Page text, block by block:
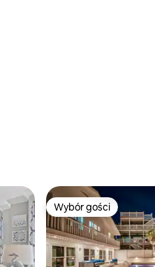
Wybór gości
Wybór gości